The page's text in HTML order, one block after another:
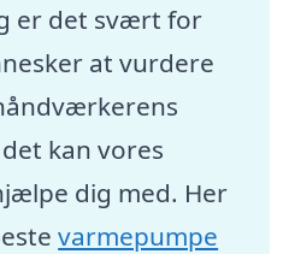
er det svært for
at vurdere
kan vores
dig med. Her
varmepumpe